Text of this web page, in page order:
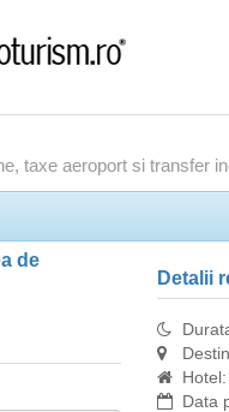
taxe aeroport si transfer
de
Detalii
Hotel:
Data